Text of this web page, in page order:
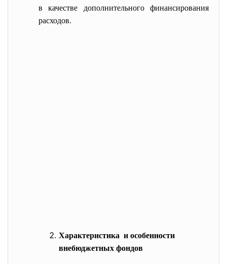
в качестве дополнительного финансирования
расходов.
Характеристика и особенности
внебюджетных фондов